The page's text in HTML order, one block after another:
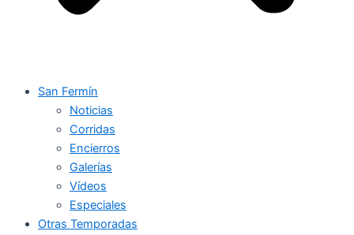
San Fermín
Noticias
Corridas
Encierros
Galerías
Vídeos
Especiales
Otras Temporadas